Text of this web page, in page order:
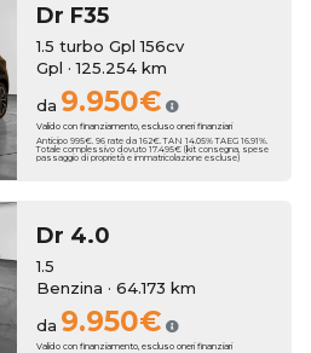
Dr F35
1.5 turbo Gpl 156cv
Gpl · 125.254 km
da 9.950€
Valido con finanziamento, escluso oneri finanziari
Anticipo 995€. 96 rate da 162€. TAN 14.05% TAEG 16.91%.
Totale complessivo dovuto 17.495€ (kit consegna, spese
passaggio di proprietà e immatricolazione escluse)
Dr 4.0
1.5
Benzina · 64.173 km
da 9.950€
Valido con finanziamento, escluso oneri finanziari